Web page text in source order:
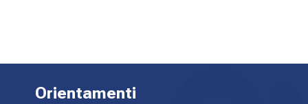
Orientamenti